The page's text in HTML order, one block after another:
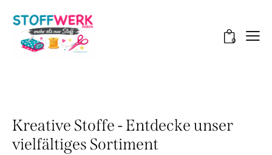
0
Kreative Stoffe - Entdecke unser
vielfältiges Sortiment